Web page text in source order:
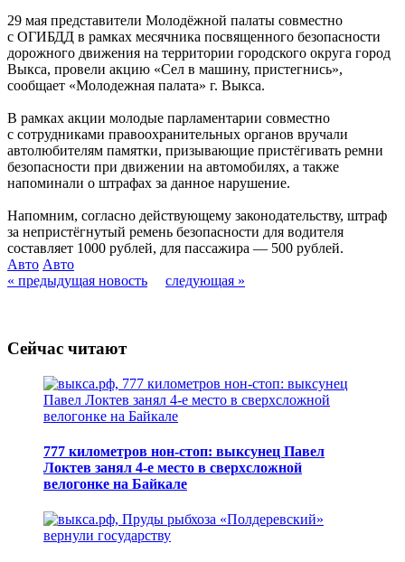
29 мая представители Молодёжной палаты совместно
с ОГИБДД в рамках месячника посвященного безопасности
дорожного движения на территории городского округа город
Выкса, провели акцию «Сел в машину, пристегнись»,
сообщает «Молодежная палата» г. Выкса.
В рамках акции молодые парламентарии совместно
с сотрудниками правоохранительных органов вручали
автолюбителям памятки, призывающие пристёгивать ремни
безопасности при движении на автомобилях, а также
напоминали о штрафах за данное нарушение.
Напомним, согласно действующему законодательству, штраф
за непристёгнутый ремень безопасности для водителя
составляет 1000 рублей, для пассажира — 500 рублей.
Авто Авто
« предыдущая новость
следующая »
Сейчас читают
777 километров нон-стоп: выксунец Павел
Локтев занял 4-е место в сверхсложной
велогонке на Байкале